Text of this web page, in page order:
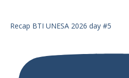
Recap BTI UNESA 2026 day #5